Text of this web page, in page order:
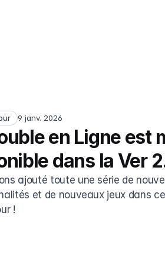
9 janv. 2026
en Ligne est
dans la Ver
ajouté toute une série de
et de nouveaux jeux dans
!